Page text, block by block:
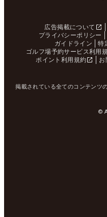
広告掲載について
プライバシーポリシー
ガイドライン
特
ゴルフ場予約サービス利用
ポイント利用規約
お
掲載されている全てのコンテンツ
©